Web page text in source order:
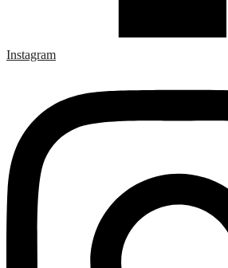
Instagram